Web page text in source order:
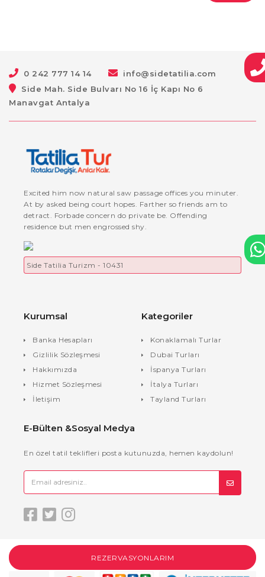
0 242 777 14 14
info@sidetatilia.com
Side Mah. Side Bulvarı No 16 İç Kapı No 6
Manavgat Antalya
Excited him now natural saw passage offices you minuter.
At by asked being court hopes. Farther so friends am to
detract. Forbade concern do private be. Offending
residence but men engrossed shy.
Side Tatilia Turizm - 10431
Kurumsal
Banka Hesapları
Gizlilik Sözleşmesi
Hakkımızda
Hizmet Sözleşmesi
İletişim
Kategoriler
Konaklamalı Turlar
Dubai Turları
İspanya Turları
İtalya Turları
Tayland Turları
E-Bülten &Sosyal Medya
En özel tatil teklifleri posta kutunuzda, hemen kaydolun!
REZERVASYONLARIM